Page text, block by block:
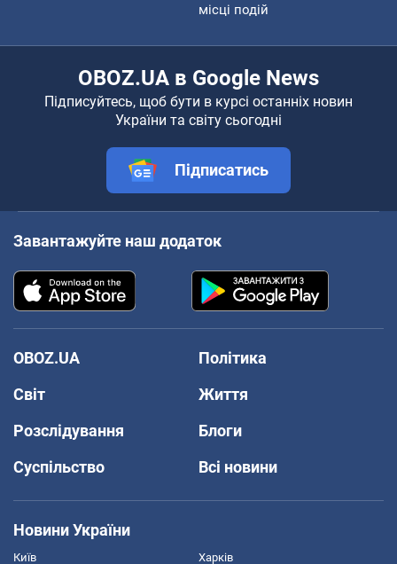
місці подій
OBOZ.UA в Google News
Підписуйтесь, щоб бути в курсі останніх новин
України та світу сьогодні
Підписатись
Завантажуйте наш додаток
OBOZ.UA
Політика
Світ
Життя
Розслідування
Блоги
Суспільство
Всі новини
Новини України
Київ Харків